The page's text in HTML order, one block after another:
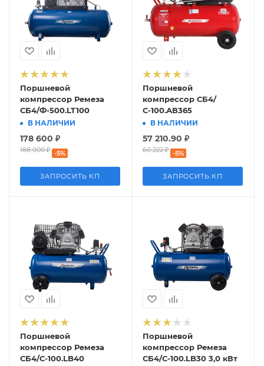
Поршневой
компрессор Ремеза
СБ4/Ф-500.LT100
В НАЛИЧИИ
178 600 ₽
188 000₽ -5%
ЗАПРОСИТЬ КП
Поршневой
компрессор СБ4/
С-100.АВ365
В НАЛИЧИИ
57 210.90 ₽
60 222₽ -5%
ЗАПРОСИТЬ КП
Поршневой
компрессор Ремеза
СБ4/С-100.LB40
Поршневой
компрессор Ремеза
СБ4/С-100.LB30 3,0 кВт